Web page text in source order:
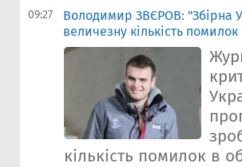
09:27
Володимир ЗВЄРОВ: "Збірна
величезну кількість
кількість помилок в